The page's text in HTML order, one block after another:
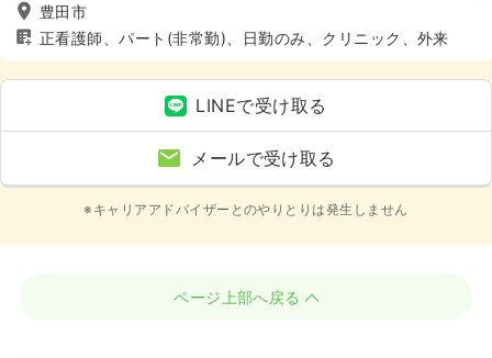
豊田市
正看護師、パート(非常勤)、日勤のみ、クリニック、外来
LINEで受け取る
メールで受け取る
※キャリアアドバイザーとのやりとりは発生しません
ページ上部へ戻る